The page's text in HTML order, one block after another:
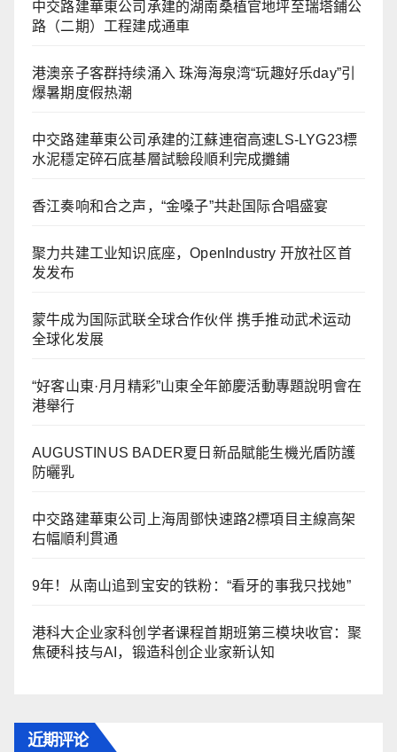
中交路建華東公司承建的湖南桑植官地坪至瑞塔鋪公
路（二期）工程建成通車
港澳亲子客群持续涌入 珠海海泉湾“玩趣好乐day”引
爆暑期度假热潮
中交路建華東公司承建的江蘇連宿高速LS-LYG23標
水泥穩定碎石底基層試驗段順利完成攤鋪
香江奏响和合之声，“金嗓子”共赴国际合唱盛宴
聚力共建工业知识底座，OpenIndustry 开放社区首
发发布
蒙牛成为国际武联全球合作伙伴 携手推动武术运动
全球化发展
“好客山東·月月精彩”山東全年節慶活動專題說明會在
港舉行
AUGUSTINUS BADER夏日新品賦能生機光盾防護
防曬乳
中交路建華東公司上海周鄧快速路2標項目主線高架
右幅順利貫通
9年！从南山追到宝安的铁粉：“看牙的事我只找她”
港科大企业家科创学者课程首期班第三模块收官：聚
焦硬科技与AI，锻造科创企业家新认知
近期评论